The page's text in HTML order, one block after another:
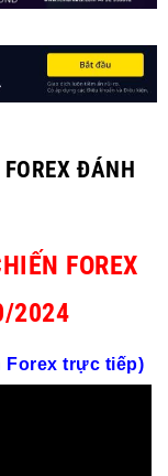
ĐÁNH
FOREX
2024
Forex trực tiếp)